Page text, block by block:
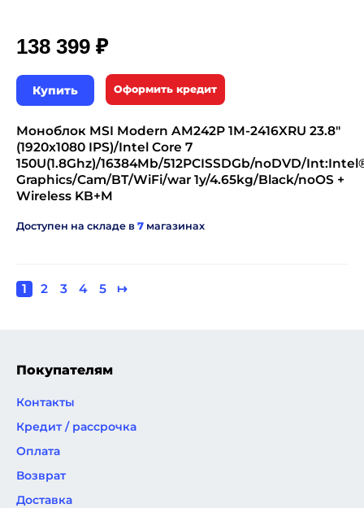
138 399 ₽
Купить Оформить кредит
Моноблок MSI Modern AM242P 1M-2416XRU 23.8"
(1920x1080 IPS)/Intel Core 7
150U(1.8Ghz)/16384Mb/512PCISSDGb/noDVD/
Graphics/Cam/BT/WiFi/war 1y/4.65kg/Black/noOS +
Wireless KB+M
Доступен на складе в 7 магазинах
Нумерация
Текущая
1 Page
2 Page
3 Page
4 Page
5
Следующая
↦
Покупателям
Контакты
Кредит / рассрочка
Оплата
Возврат
Доставка